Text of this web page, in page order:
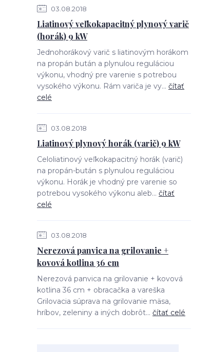
03.08.2018
Liatinový veľkokapacitný plynový varič
(horák) 9 kW
Jednohorákový varič s liatinovým horákom
na propán bután a plynulou reguláciou
výkonu, vhodný pre varenie s potrebou
vysokého výkonu. Rám variča je vy... čítať
celé
03.08.2018
Liatinový plynový horák (varič) 9 kW
Celoliatinový veľkokapacitný horák (varič)
na propán-bután s plynulou reguláciou
výkonu. Horák je vhodný pre varenie so
potrebou vysokého výkonu aleb... čítať
celé
03.08.2018
Nerezová panvica na grilovanie +
kovová kotlina 36 cm
Nerezová panvica na grilovanie + kovová
kotlina 36 cm + obracačka a vareška
Grilovacia súprava na grilovanie mäsa,
hríbov, zeleniny a iných dobrôt... čítať celé